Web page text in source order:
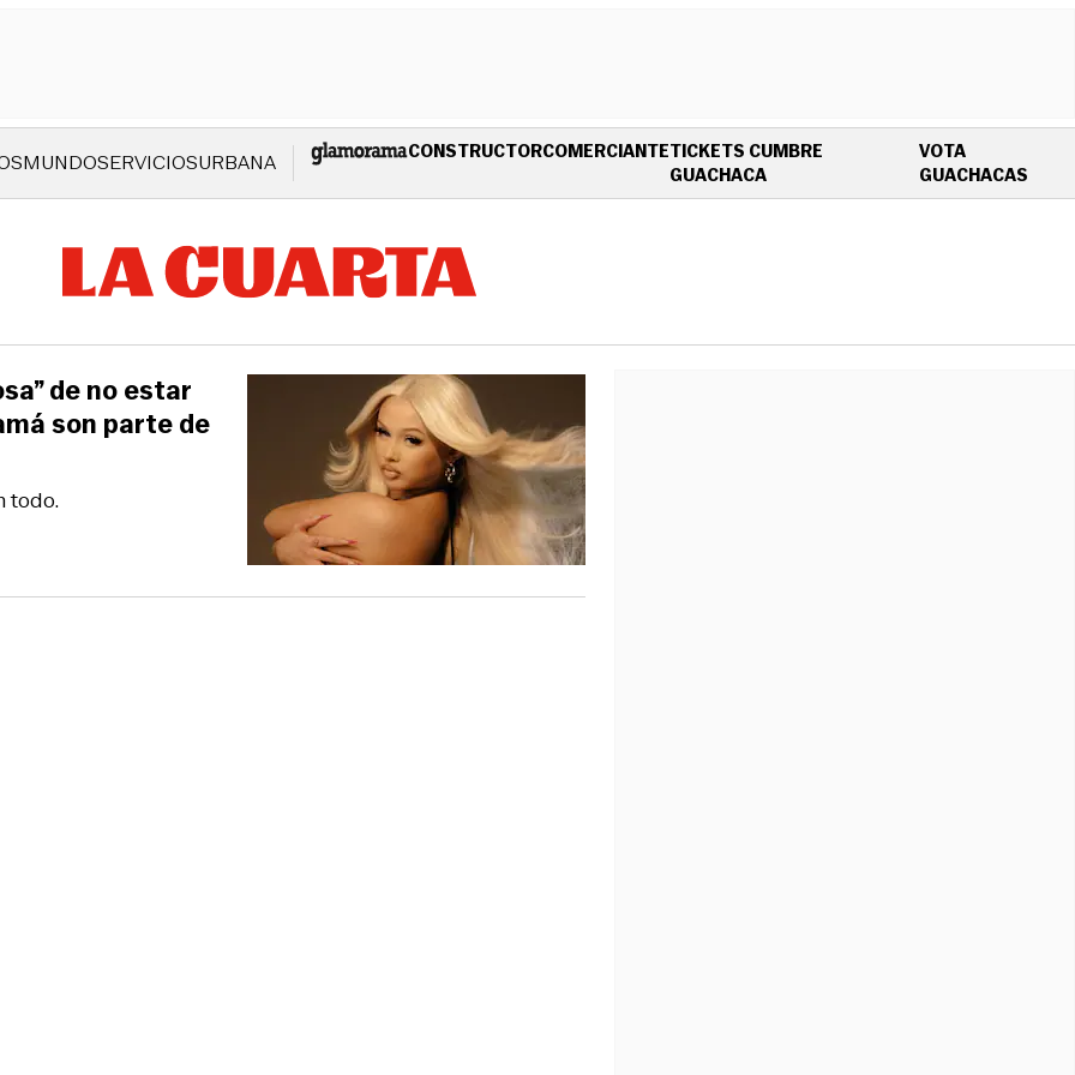
MUNDOSERVICIOSURBANA CONSTRUCTORCOMERCIANTETICKETS CUMBRE
GUACHACAOPENS IN NEW WINDOW
VOTA
GUACHACAS
todo.
de no estar
son parte de